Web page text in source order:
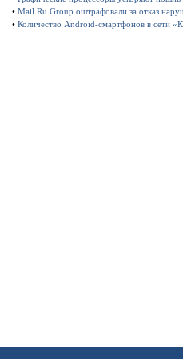
• Mail.Ru Group оштрафовали за отказ
• Количество Android-смартфонов в сети